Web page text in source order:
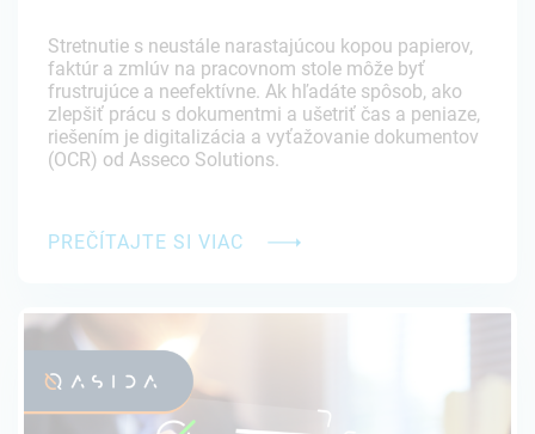
Stretnutie s neustále narastajúcou kopou papierov,
faktúr a zmlúv na pracovnom stole môže byť
frustrujúce a neefektívne. Ak hľadáte spôsob, ako
zlepšiť prácu s dokumentmi a ušetriť čas a peniaze,
riešením je digitalizácia a vyťažovanie dokumentov
(OCR) od Asseco Solutions.
PREČÍTAJTE SI VIAC